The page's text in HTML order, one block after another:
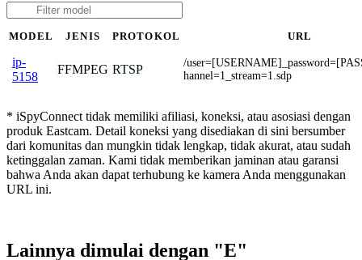
MODEL JENIS PROTOKOL URL
ip-
5158
FFMPEG RTSP
/
hannel=1_stream=1.sdp
* iSpyConnect tidak memiliki afiliasi, koneksi, atau asosiasi dengan
produk Eastcam. Detail koneksi yang disediakan di sini bersumber
dari komunitas dan mungkin tidak lengkap, tidak akurat, atau sudah
ketinggalan zaman. Kami tidak memberikan jaminan atau garansi
bahwa Anda akan dapat terhubung ke kamera Anda menggunakan
URL ini.
Lainnya dimulai dengan "E"